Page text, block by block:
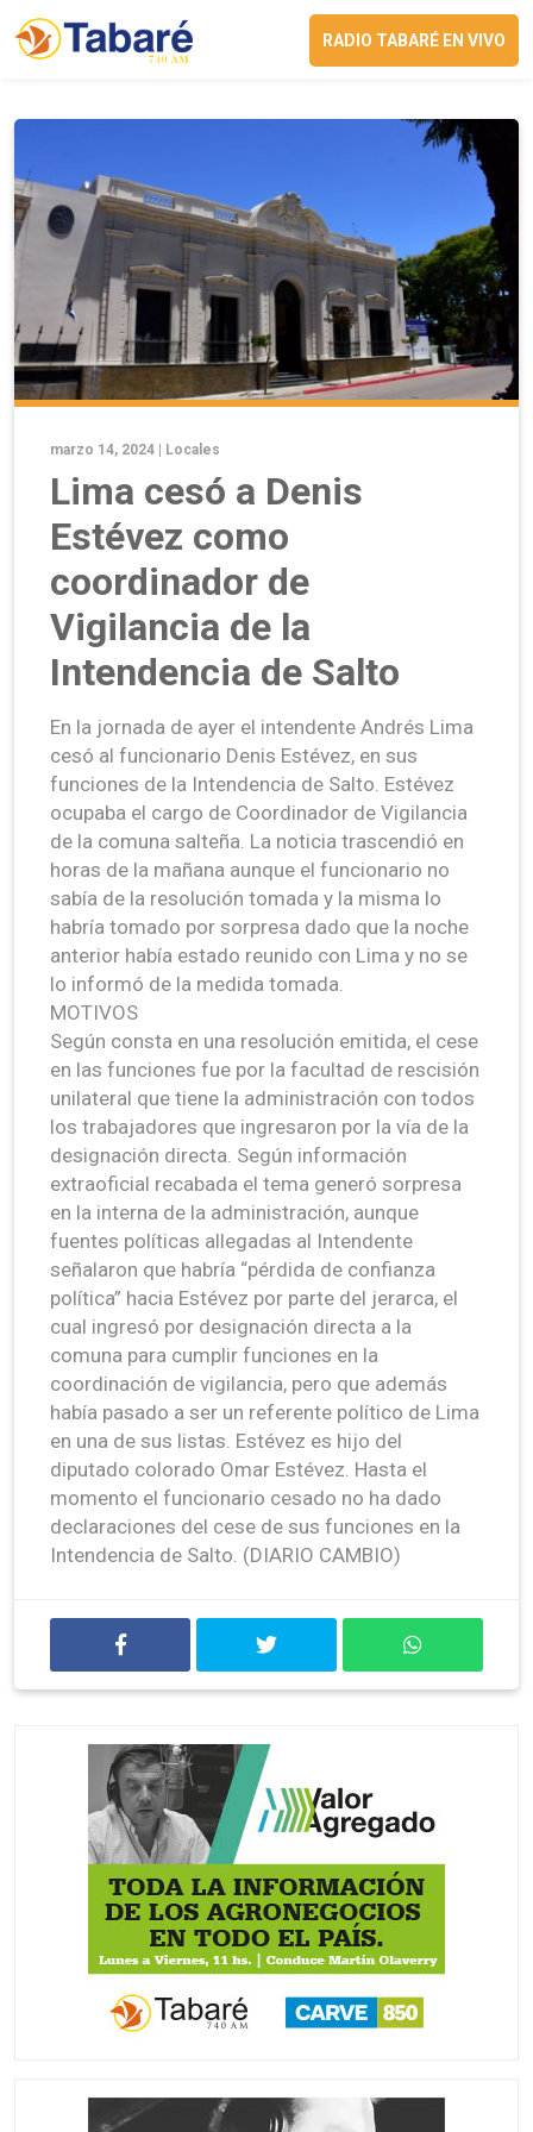
RADIO TABARÉ EN VIVO
marzo 14, 2024 | Locales
Lima cesó a Denis
Estévez como
coordinador de
Vigilancia de la
Intendencia de Salto
En la jornada de ayer el intendente Andrés Lima
cesó al funcionario Denis Estévez, en sus
funciones de la Intendencia de Salto. Estévez
ocupaba el cargo de Coordinador de Vigilancia
de la comuna salteña. La noticia trascendió en
horas de la mañana aunque el funcionario no
sabía de la resolución tomada y la misma lo
habría tomado por sorpresa dado que la noche
anterior había estado reunido con Lima y no se
lo informó de la medida tomada.
MOTIVOS
Según consta en una resolución emitida, el cese
en las funciones fue por la facultad de rescisión
unilateral que tiene la administración con todos
los trabajadores que ingresaron por la vía de la
designación directa. Según información
extraoficial recabada el tema generó sorpresa
en la interna de la administración, aunque
fuentes políticas allegadas al Intendente
señalaron que habría “pérdida de confianza
política” hacia Estévez por parte del jerarca, el
cual ingresó por designación directa a la
comuna para cumplir funciones en la
coordinación de vigilancia, pero que además
había pasado a ser un referente político de Lima
en una de sus listas. Estévez es hijo del
diputado colorado Omar Estévez. Hasta el
momento el funcionario cesado no ha dado
declaraciones del cese de sus funciones en la
Intendencia de Salto. (DIARIO CAMBIO)